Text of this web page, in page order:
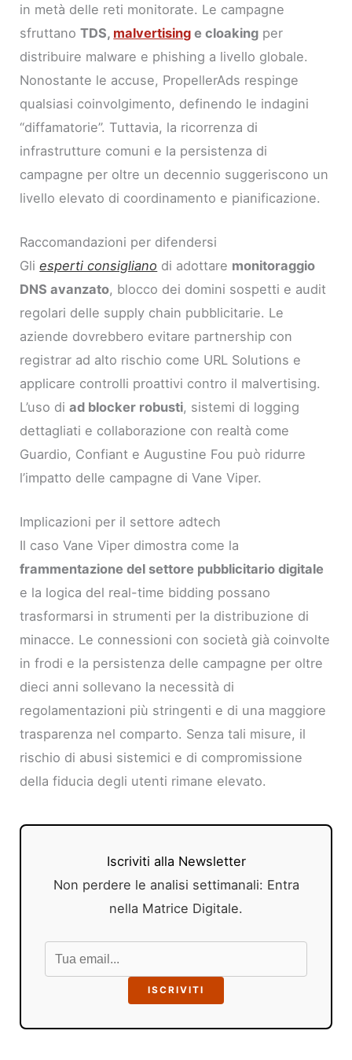
in metà delle reti monitorate. Le campagne
sfruttanoTDS, malvertising e cloaking per
distribuire malware e phishing a livello globale.
Nonostante le accuse, PropellerAds respinge
qualsiasi coinvolgimento, definendo le indagini
“diffamatorie”. Tuttavia, la ricorrenza di
infrastrutture comuni e la persistenza di
campagne per oltre un decennio suggeriscono un
livello elevato di coordinamento e pianificazione.
Raccomandazioni per difendersi
Gliesperti consigliano di adottare monitoraggio
DNS avanzato, blocco dei domini sospetti e audit
regolari delle supply chain pubblicitarie. Le
aziende dovrebbero evitare partnership con
registrar ad alto rischio come URL Solutions e
applicare controlli proattivi contro il malvertising.
L’uso diad blocker robusti, sistemi di logging
dettagliati e collaborazione con realtà come
Guardio, Confiant e Augustine Fou può ridurre
l’impatto delle campagne di Vane Viper.
Implicazioni per il settore adtech
Il caso Vane Viper dimostra come la
frammentazione del settore pubblicitario digitale
e la logica del real-time bidding possano
trasformarsi in strumenti per la distribuzione di
minacce. Le connessioni con società già coinvolte
in frodi e la persistenza delle campagne per oltre
dieci anni sollevano la necessità di
regolamentazioni più stringenti e di una maggiore
trasparenza nel comparto. Senza tali misure, il
rischio di abusi sistemici e di compromissione
della fiducia degli utenti rimane elevato.
Iscriviti alla Newsletter
Non perdere le analisi settimanali: Entra
nella Matrice Digitale.
ISCRIVITI